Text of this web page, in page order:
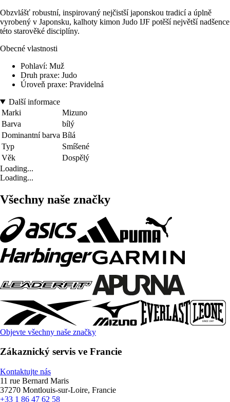
Obzvlášť robustní, inspirovaný nejčistší japonskou tradicí a úplně
vyrobený v Japonsku, kalhoty kimon Judo IJF potěší největší nadšence
této starověké disciplíny.
Obecné vlastnosti
Pohlaví: Muž
Druh praxe: Judo
Úroveň praxe: Pravidelná
Další informace
Marki
Mizuno
Barva
bílý
Dominantní barva Bílá
Typ
Smíšené
Věk
Dospělý
Loading...
Loading...
Všechny naše značky
Objevte všechny naše značky
Zákaznický servis ve Francie
Kontaktujte nás
11 rue Bernard Maris
37270 Montlouis-sur-Loire, Francie
+33 1 86 47 62 58